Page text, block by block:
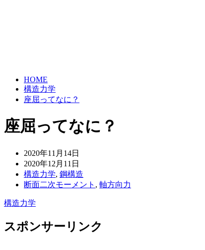
HOME
構造力学
座屈ってなに？
座屈ってなに？
2020年11月14日
2020年12月11日
構造力学, 鋼構造
断面二次モーメント , 軸方向力
構造力学
スポンサーリンク